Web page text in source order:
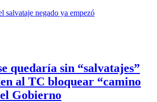
quedaría sin “salvatajes”
al TC bloquear “camino
Gobierno